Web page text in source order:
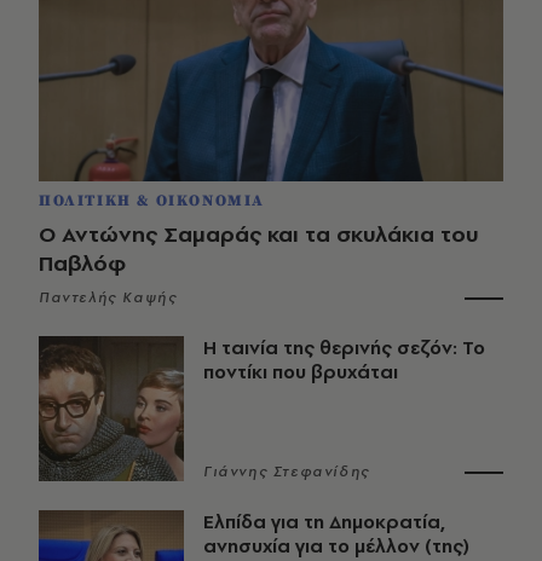
ΠΟΛΙΤΙΚΗ & ΟΙΚΟΝΟΜΙΑ
Ο Αντώνης Σαμαράς και τα σκυλάκια του
Παβλόφ
Παντελής Καψής
Η ταινία της θερινής σεζόν: Το
ποντίκι που βρυχάται
Γιάννης Στεφανίδης
Ελπίδα για τη Δημοκρατία,
ανησυχία για το μέλλον (της)